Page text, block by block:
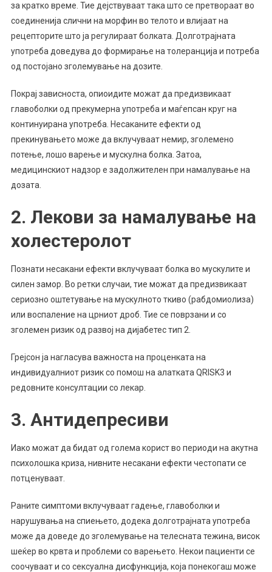
за кратко време. Тие дејствуваат така што се претвораат во
соединенија слични на морфин во телото и влијаат на
рецепторите што ја регулираат болката. Долготрајната
употреба доведува до формирање на толеранција и потреба
од постојано зголемување на дозите.
Покрај зависноста, опиоидите можат да предизвикаат
главоболки од прекумерна употреба и маѓепсан круг на
континуирана употреба. Несаканите ефекти од
прекинувањето може да вклучуваат немир, зголемено
потење, лошо варење и мускулна болка. Затоа,
медицинскиот надзор е задолжителен при намалување на
дозата.
2. Лекови за намалување на
холестеролот
Познати несакани ефекти вклучуваат болка во мускулите и
силен замор. Во ретки случаи, тие можат да предизвикаат
сериозно оштетување на мускулното ткиво (рабдомиолиза)
или воспаление на црниот дроб. Тие се поврзани и со
зголемен ризик од развој на дијабетес тип 2.
Грејсон ја нагласува важноста на проценката на
индивидуалниот ризик со помош на алатката QRISK3 и
редовните консултации со лекар.
3. Антидепресиви
Иако можат да бидат од голема корист во периоди на акутна
психолошка криза, нивните несакани ефекти честопати се
потценуваат.
Раните симптоми вклучуваат гадење, главоболки и
нарушувања на спиењето, додека долготрајната употреба
може да доведе до зголемување на телесната тежина, висок
шеќер во крвта и проблеми со варењето. Некои пациенти се
соочуваат и со сексуална дисфункција, која понекогаш може